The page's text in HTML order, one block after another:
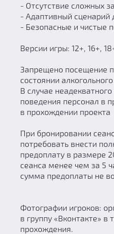
- Отсутствие сложных
- Адаптивный сценарий
- Безопасные и чистые
Версии игры: 12+, 16+,
Запрещено посещение
состоянии
В случае
поведения персонал в
в прохождении проекта
При бронировании
потребовать внести
предоплату в размере
сеанса менее чем за 5
сумма предоплаты не
Фотографии игроков:
в группу «Вконтакте» в
прохождения.